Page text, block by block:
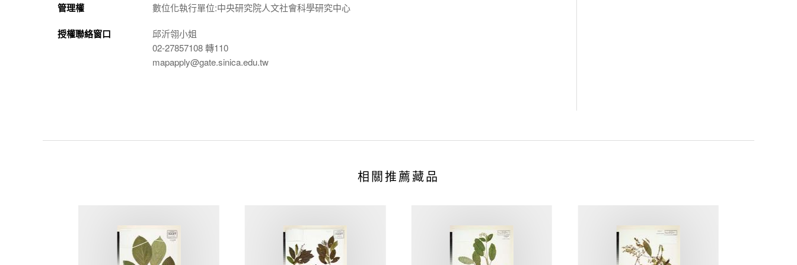
管理權 數位化執行單位:中央研究院人文社會科學研究中心
授權聯絡窗口
邱沂翎小姐
02-27857108 轉110
mapapply@gate.sinica.edu.tw
相關推薦藏品